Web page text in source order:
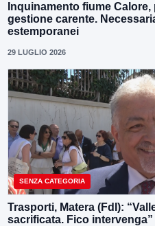
Inquinamento fiume
gestione carente.
estemporanei
29 LUGLIO 2026
SENZA CATEGORIA
Trasporti, Matera (FdI):
sacrificata. Fico intervenga”